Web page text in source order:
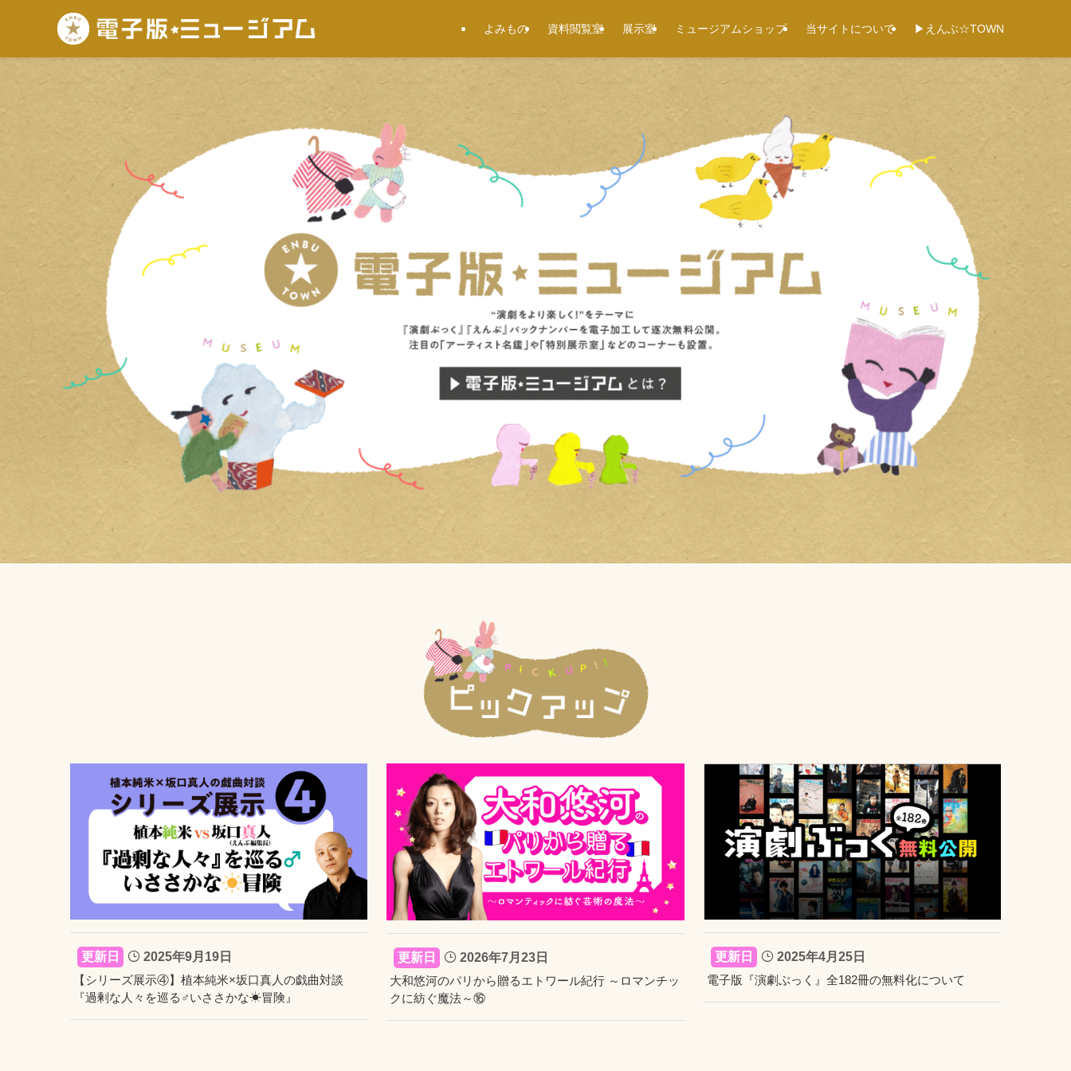
よみもの 資料閲覧室 展示室 ミュージアムショップ 当サイトについて ▶えんぶ☆TOWN
2025年9月19日
【シリーズ展示④】植本純米×坂口真人の戯曲対談
『過剰な人々を巡る♂いささかな☀冒険』
2026年7月23日
大和悠河のパリから贈るエトワール紀行 ～ロマンチッ
クに紡ぐ魔法～⑯
2025年4月25日
電子版『演劇ぶっく』全182冊の無料化について